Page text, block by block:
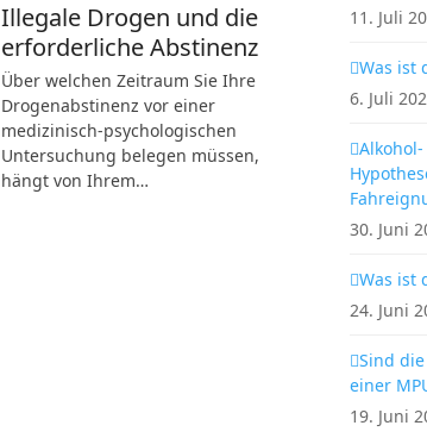
Illegale Drogen und die
erforderliche Abstinenz
Über welchen Zeitraum Sie Ihre
Drogenabstinenz vor einer
medizinisch-psychologischen
Untersuchung belegen müssen,
hängt von Ihrem…
11. Juli
Was ist
6. Juli
30. Juni
Was ist
24. Juni
Sind
einer
19. Juni